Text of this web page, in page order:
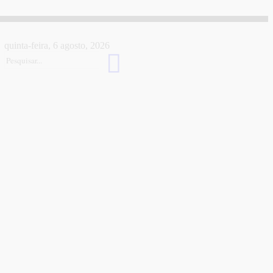
quinta-feira, 6 agosto, 2026